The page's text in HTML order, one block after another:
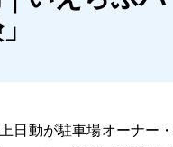
日動が駐車場オーナー